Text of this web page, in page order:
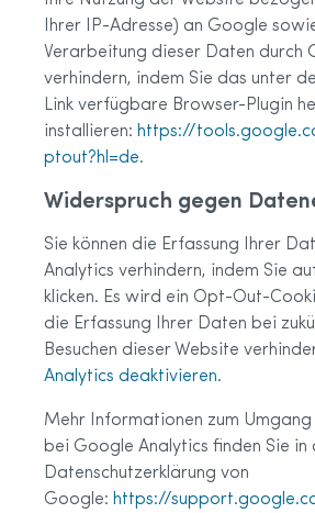
Ihrer IP-Adresse) an Google
Verarbeitung dieser Daten durch
verhindern, indem Sie das unter
Link verfügbare Browser-Plugin
installieren: https://
ptout?hl=de.
Widerspruch gegen
Sie können die Erfassung Ihrer
Analytics verhindern, indem Sie
klicken. Es wird ein Opt-Out-
die Erfassung Ihrer Daten bei
Besuchen dieser Website
Analytics deaktivieren.
Mehr Informationen zum
bei Google Analytics finden Sie in
Datenschutzerklärung von
Google: https://